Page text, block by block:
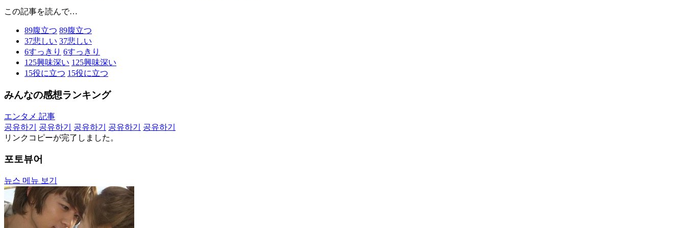
この記事を読んで…
89腹立つ 89腹立つ
37悲しい 37悲しい
6すっきり 6すっきり
125興味深い 125興味深い
15役に立つ 15役に立つ
みんなの感想ランキング
エンタメ 記事
공유하기
공유하기 공유하기 공유하기
공유하기
リンクコピーが完了しました。
포토뷰어
뉴스 메뉴 보기